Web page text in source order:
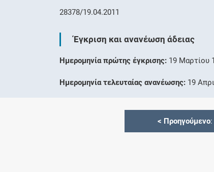
28378/19.04.2011
Έγκριση και ανανέωση άδειας
Ημερομηνία πρώτης έγκρισης: 19 Μαρτίου
Ημερομηνία τελευταίας ανανέωσης: 19
< Προηγούμενο